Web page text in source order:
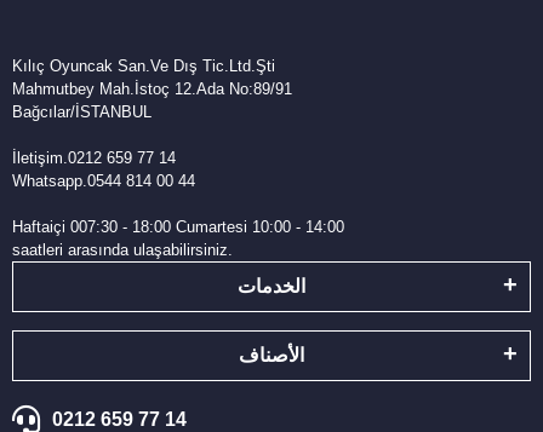
Kılıç Oyuncak San.Ve Dış Tic.Ltd.Şti
Mahmutbey Mah.İstoç 12.Ada No:89/91
Bağcılar/İSTANBUL
İletişim.0212 659 77 14
Whatsapp.0544 814 00 44
Haftaiçi 007:30 - 18:00 Cumartesi 10:00 - 14:00
saatleri arasında ulaşabilirsiniz.
الخدمات
الأصناف
0212 659 77 14